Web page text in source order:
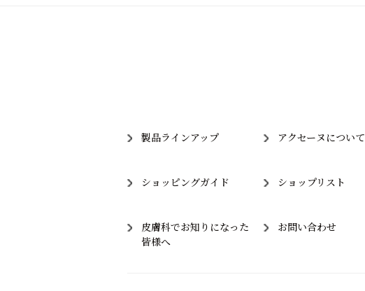
製品ラインアップ アクセーヌについて
ショッピングガイド ショップリスト
皮膚科でお知りになった
皆様へ
お問い合わせ